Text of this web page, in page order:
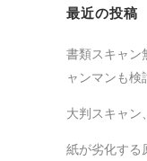
最近の投稿
書類スキャン
ャンマンも検
大判スキャン
紙が劣化する